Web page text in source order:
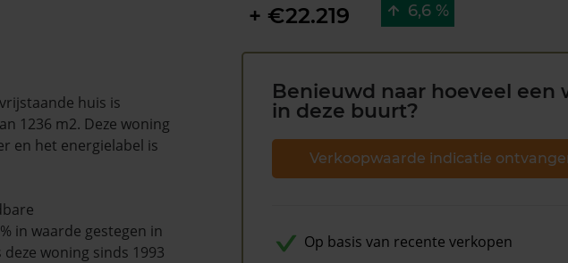
huis is
1236 m2. Deze woning
en het energielabel is
in waarde gestegen in
woning sinds 1993
+ €22.219 6,6 %
Benieuwd naar hoeveel een
in deze buurt?
Verkoopwaarde indicatie
Op basis van recente verkopen